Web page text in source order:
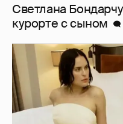
Светлана
курорте с сыном